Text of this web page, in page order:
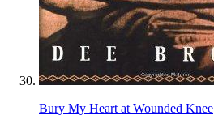
Bury My Heart at Wounded Knee